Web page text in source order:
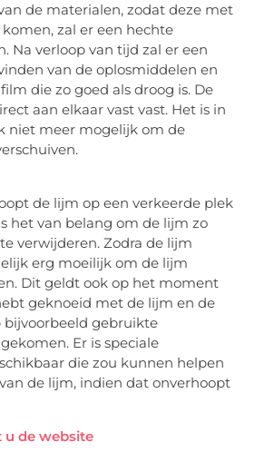
de materialen, zodat deze met
zal er een hechte
Na verloop van tijd zal er een
van de oplosmiddelen en
die zo goed als droog is. De
aan elkaar vast vast. Het is in
niet meer mogelijk om de
de lijm op een verkeerde plek
het van belang om de lijm zo
verwijderen. Zodra de lijm
erg moeilijk om de lijm
Dit geldt ook op het moment
geknoeid met de lijm en de
gebruikte
Er is speciale
die zou kunnen helpen
de lijm, indien dat onverhoopt
u de website